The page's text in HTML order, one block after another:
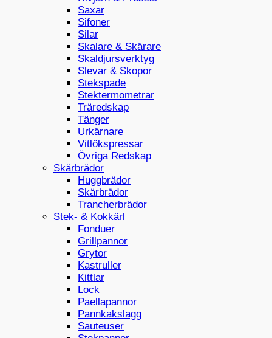
Saxar
Sifoner
Silar
Skalare & Skärare
Skaldjursverktyg
Slevar & Skopor
Stekspade
Stektermometrar
Träredskap
Tänger
Urkärnare
Vitlökspressar
Övriga Redskap
Skärbrädor
Huggbrädor
Skärbrädor
Trancherbrädor
Stek- & Kokkärl
Fonduer
Grillpannor
Grytor
Kastruller
Kittlar
Lock
Paellapannor
Pannkakslagg
Sauteuser